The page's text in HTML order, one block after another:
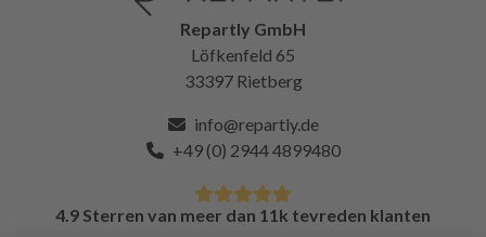
Repartly GmbH
Löfkenfeld 65
33397 Rietberg
info@repartly.de
+49 (0) 2944 4899480
4.9 Sterren van meer dan 11k tevreden klanten